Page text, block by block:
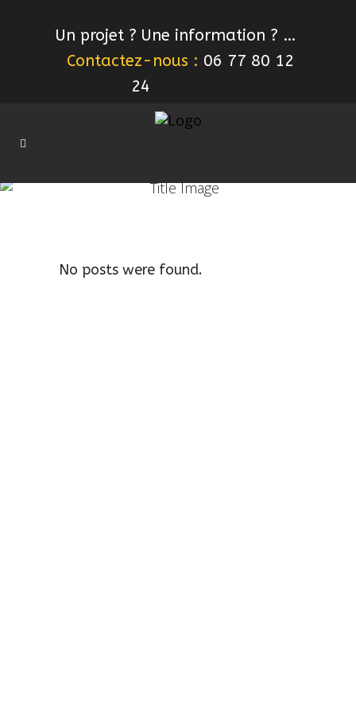
Un projet ? Une information ? …
Contactez-nous : 06 77 80 12
24
No posts were found.